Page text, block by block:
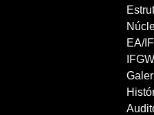
EA/
IFGW